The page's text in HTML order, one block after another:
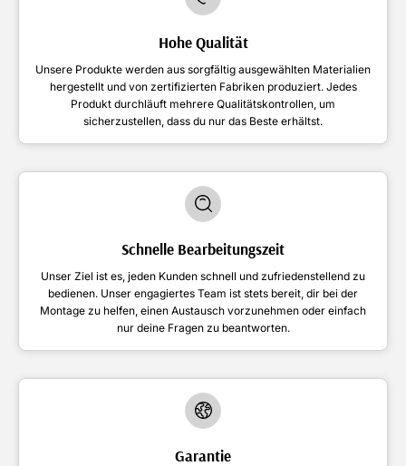
Hohe Qualität
Unsere Produkte werden aus sorgfältig ausgewählten Materialien
hergestellt und von zertifizierten Fabriken produziert. Jedes
Produkt durchläuft mehrere Qualitätskontrollen, um
sicherzustellen, dass du nur das Beste erhältst.
Schnelle Bearbeitungszeit
Unser Ziel ist es, jeden Kunden schnell und zufriedenstellend zu
bedienen. Unser engagiertes Team ist stets bereit, dir bei der
Montage zu helfen, einen Austausch vorzunehmen oder einfach
nur deine Fragen zu beantworten.
Garantie